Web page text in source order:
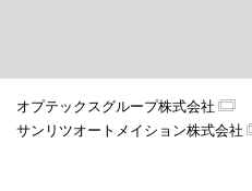
オプテックスグループ株式会社
サンリツオートメイション株式会社